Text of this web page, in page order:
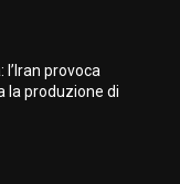
l’Iran provoca
la produzione di